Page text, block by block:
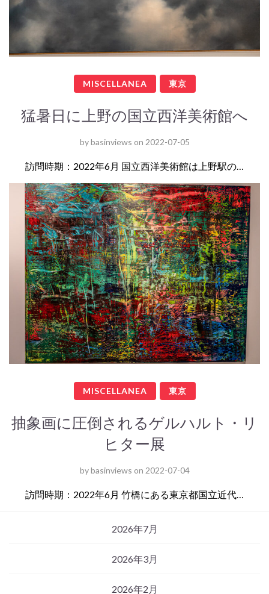
MISCELLANEA 東京
猛暑日に上野の国立西洋美術館へ
bybasinviews on 2022-07-05
訪問時期：2022年6月 国立西洋美術館は上野駅の…
MISCELLANEA 東京
抽象画に圧倒されるゲルハルト・リ
ヒター展
bybasinviews on 2022-07-04
訪問時期：2022年6月 竹橋にある東京都国立近代…
2026年7月
2026年3月
2026年2月